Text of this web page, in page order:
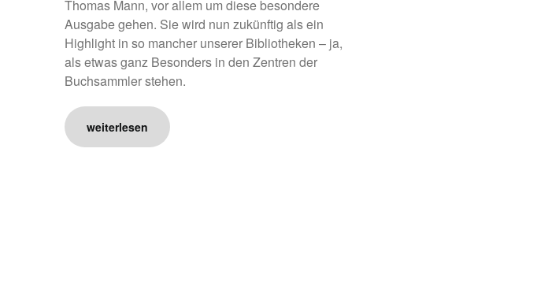
Thomas Mann, vor allem um diese besondere
Ausgabe gehen. Sie wird nun zukünftig als ein
Highlight in so mancher unserer Bibliotheken – ja,
als etwas ganz Besonders in den Zentren der
Buchsammler stehen.
weiterlesen